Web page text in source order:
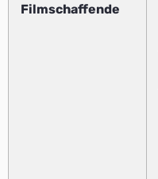
Filmschaffende